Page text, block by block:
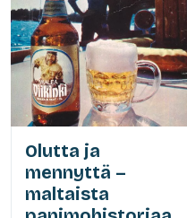
Olutta ja
mennyttä –
maltaista